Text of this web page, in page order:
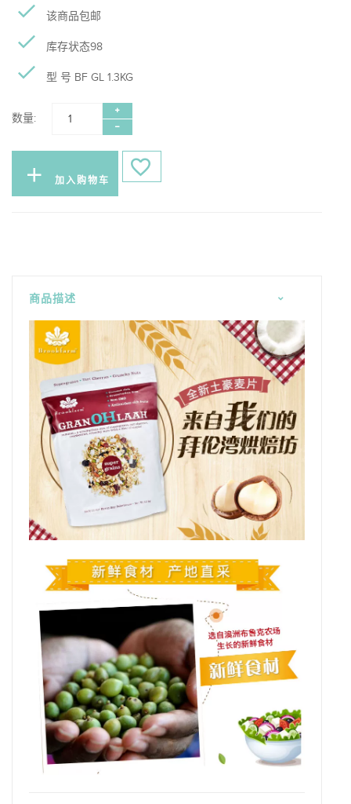
该商品包邮
库存状态98
型 号 BF GL 1.3KG
数量:
加入购物车
商品描述